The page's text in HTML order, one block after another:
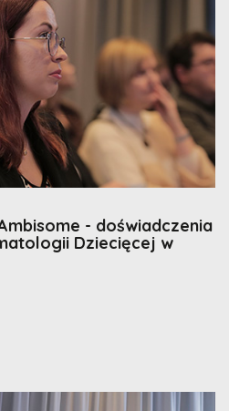
- doświadczenia
Dziecięcej w